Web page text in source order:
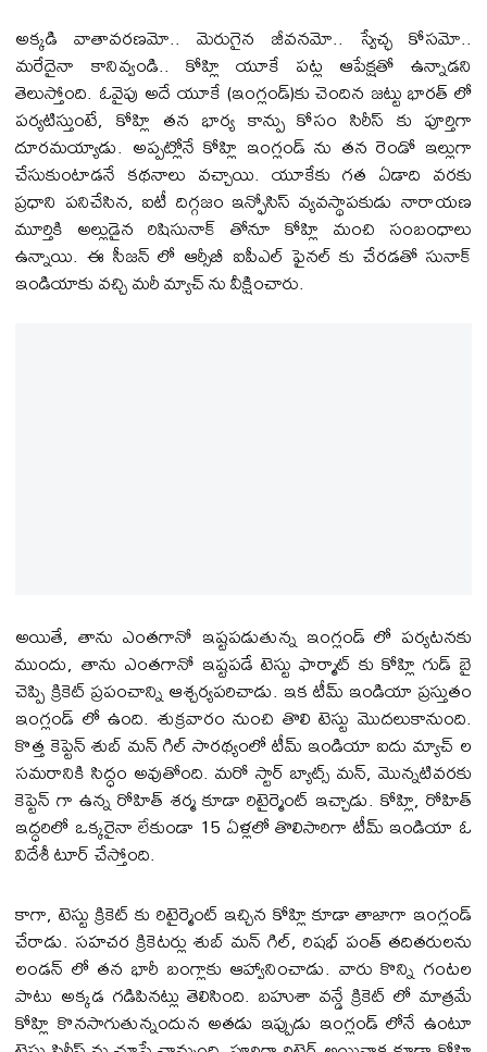
అక్కడి వాతావరణమో.. మెరుగైన జీవనమో.. స్వేచ్ఛ కోసమో..
మరేదైనా కానివ్వండి.. కోహ్లి యూకే పట్ల ఆపేక్షతో ఉన్నాడని
తెలుస్తోంది. ఓవైపు అదే యూకే (ఇంగ్లండ్)కు చెందిన జట్టు భారత్ లో
పర్యటిస్తుంటే, కోహ్లి తన భార్య కాన్పు కోసం సిరీస్ కు పూర్తిగా
దూరమయ్యాడు. అప్పట్లోనే కోహ్లి ఇంగ్లండ్ ను తన రెండో ఇల్లుగా
చేసుకుంటాడనే కథనాలు వచ్చాయి. యూకేకు గత ఏడాది వరకు
ప్రధాని పనిచేసిన, ఐటీ దిగ్గజం ఇన్ఫోసిస్ వ్యవస్థాపకుడు నారాయణ
మూర్తికి అల్లుడైన రిషిసునాక్ తోనూ కోహ్లి మంచి సంబంధాలు
ఉన్నాయి. ఈ సీజన్ లో ఆర్సీబీ ఐపీఎల్ ఫైనల్ కు చేరడతో సునాక్
ఇండియాకు వచ్చి మరీ మ్యాచ్ ను వీక్షించారు.
అయితే, తాను ఎంతగానో ఇష్టపడుతున్న ఇంగ్లండ్ లో పర్యటనకు
ముందు, తాను ఎంతగానో ఇష్టపడే టెస్టు ఫార్మాట్ కు కోహ్లి గుడ్ బై
చెప్పి క్రికెట్ ప్రపంచాన్ని ఆశ్చర్యపరిచాడు. ఇక టీమ్ ఇండియా ప్రస్తుతం
ఇంగ్లండ్ లో ఉంది. శుక్రవారం నుంచి తొలి టెస్టు మొదలుకానుంది.
కొత్త కెప్టెన్ శుబ్ మన్ గిల్ సారథ్యంలో టీమ్ ఇండియా ఐదు మ్యాచ్ ల
సమరానికి సిద్ధం అవుతోంది. మరో స్టార్ బ్యాట్స్ మన్, మొన్నటివరకు
కెప్టెన్ గా ఉన్న రోహిత్ శర్మ కూడా రిటైర్మెంట్ ఇచ్చాడు. కోహ్లి, రోహిత్
ఇద్ధరిలో ఒక్కరైనా లేకుండా 15 ఏళ్లలో తొలిసారిగా టీమ్ ఇండియా ఓ
విదేశీ టూర్ చేస్తోంది.
కాగా, టెస్టు క్రికెట్ కు రిటైర్మెంట్ ఇచ్చిన కోహ్లి కూడా తాజాగా ఇంగ్లండ్
చేరాడు. సహచర క్రికెటర్లు శుబ్ మన్ గిల్, రిషభ్ పంత్ తదితరులను
లండన్ లో తన భారీ బంగ్లాకు ఆహ్వానించాడు. వారు కొన్ని గంటల
పాటు అక్కడ గడిపినట్లు తెలిసింది. బహుశా వన్డే క్రికెట్ లో మాత్రమే
కోహ్లి కొనసాగుతున్నందున అతడు ఇప్పుడు ఇంగ్లండ్ లోనే ఉంటూ